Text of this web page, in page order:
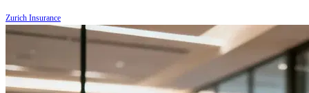
Zurich Insurance